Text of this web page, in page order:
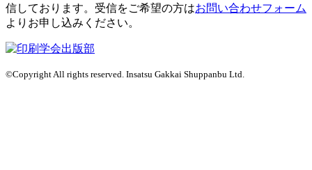
信しております。 受信をご希望の方はお問い合わせフォーム
よりお申し込みください。
©Copyright All rights reserved. Insatsu Gakkai Shuppanbu Ltd.